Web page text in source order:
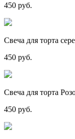
450 руб.
Свеча для торта
450 руб.
Свеча для торта
450 руб.